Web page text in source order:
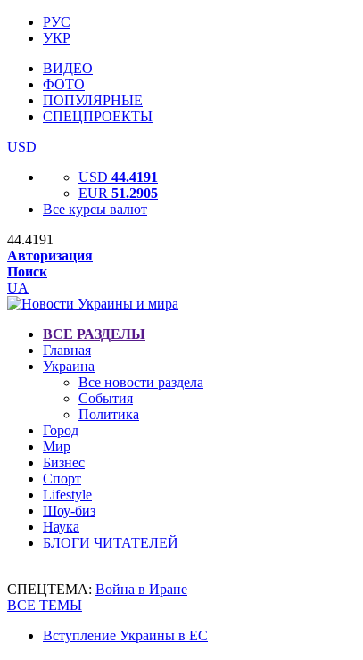
РУС
УКР
ВИДЕО
ФОТО
ПОПУЛЯРНЫЕ
СПЕЦПРОЕКТЫ
USD
USD 44.4191
EUR 51.2905
Все курсы валют
44.4191
Авторизация
Поиск
UA
ВСЕ РАЗДЕЛЫ
Главная
Украина
Все новости раздела
События
Политика
Город
Мир
Бизнес
Спорт
Lifestyle
Шоу-биз
Наука
БЛОГИ ЧИТАТЕЛЕЙ
СПЕЦТЕМА: Война в Иране
ВСЕ ТЕМЫ
Вступление Украины в ЕС